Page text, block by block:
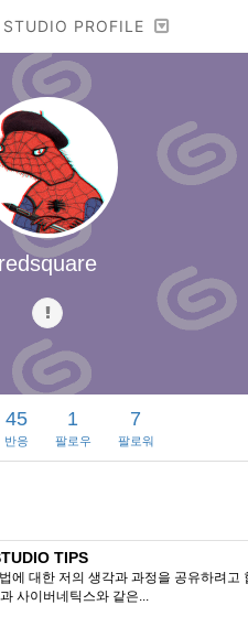
PROFILE
redsquare
45
반응
1
팔로우
7
팔로워
TIPS
대한 저의 생각과 과정을 공유하려
사이버네틱스와 같은...